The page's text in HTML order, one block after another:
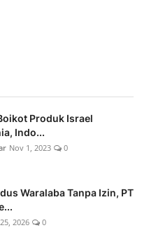
Produk Israel
Indo...
Nov 1, 2023 0
Waralaba Tanpa Izin, PT
2026 0